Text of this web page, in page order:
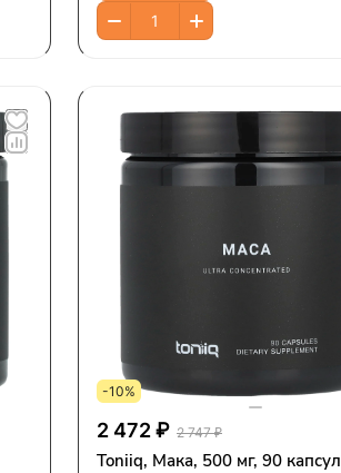
-10%
2 472 ₽ 2 747 ₽
Toniiq, Мака, 500 мг, 90 капсул